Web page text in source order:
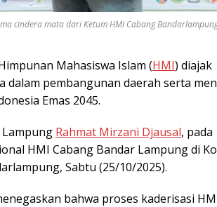
cindera mata dari Ketum HMI Cabang
Mahasiswa Islam (HMI) diajak
pembangunan daerah serta
Emas 2045.
Rahmat Mirzani Djausal, pada
HMI Cabang Bandar Lampung di
Sabtu (25/10/2025).
bahwa proses kaderisasi